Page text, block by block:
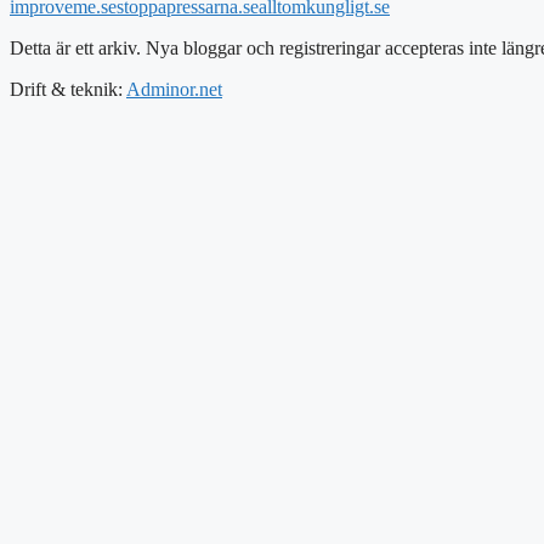
improveme.sestoppapressarna.sealltomkungligt.se
Detta är ett arkiv. Nya bloggar och registreringar accepteras inte
Drift & teknik: Adminor.net